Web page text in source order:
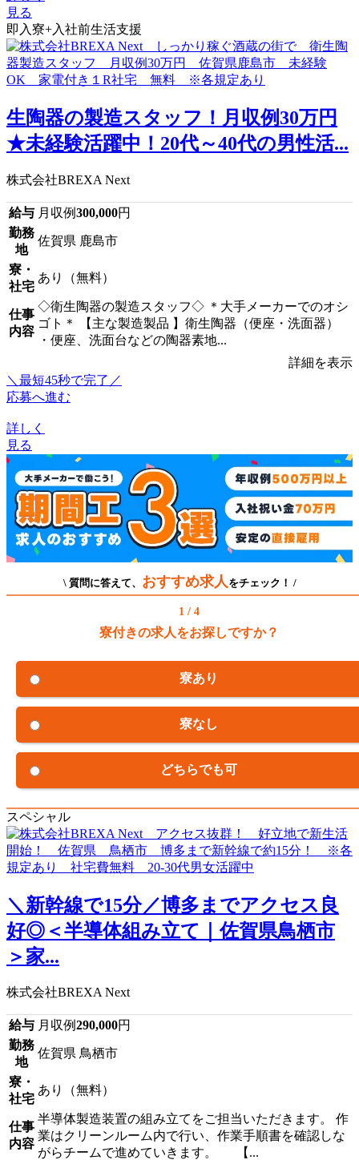
見る
即入寮+入社前生活支援
生陶器の製造スタッフ！月収例30万円
★未経験活躍中！20代～40代の男性活...
株式会社BREXA Next
給与 月収例300,000円
勤務
地
佐賀県 鹿島市
寮・
社宅
あり（無料）
仕事
内容
◇衛生陶器の製造スタッフ◇ ＊大手メーカーでのオシ
ゴト＊ 【主な製造製品 】衛生陶器（便座・洗面器）
・便座、洗面台などの陶器素地...
詳細を表示
＼最短45秒で完了／
応募へ進む
詳しく
見る
\ 質問に答えて、 おすすめ求人 をチェック！ /
1 / 4
寮付きの求人をお探しですか？
寮あり
寮なし
どちらでも可
スペシャル
＼新幹線で15分／博多までアクセス良
好◎＜半導体組み立て｜佐賀県鳥栖市
＞家...
株式会社BREXA Next
給与 月収例290,000円
勤務
地
佐賀県 鳥栖市
寮・
社宅
あり（無料）
仕事
内容
半導体製造装置の組み立てをご担当いただきます。 作
業はクリーンルーム内で行い、作業手順書を確認しな
がらチームで進めていきます。 【...